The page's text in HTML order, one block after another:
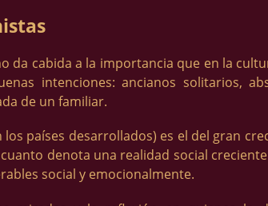
da cabida a la importancia que en la
intenciones: ancianos solitarios,
de un familiar.
países desarrollados) es el del gran
denota una realidad social
social y emocionalmente.